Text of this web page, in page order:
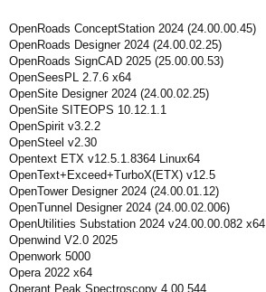
OpenRoads ConceptStation 2024 (24.00.00.45)
OpenRoads Designer 2024 (24.00.02.25)
OpenRoads SignCAD 2025 (25.00.00.53)
OpenSeesPL 2.7.6 x64
OpenSite Designer 2024 (24.00.02.25)
OpenSite SITEOPS 10.12.1.1
OpenSpirit v3.2.2
OpenSteel v2.30
Opentext ETX v12.5.1.8364 Linux64
OpenText+Exceed+TurboX(ETX) v12.5
OpenTower Designer 2024 (24.00.01.12)
OpenTunnel Designer 2024 (24.00.02.006)
OpenUtilities Substation 2024 v24.00.00.082 x64
Openwind V2.0 2025
Openwork 5000
Opera 2022 x64
Operant Peak Spectroscopy 4.00.544